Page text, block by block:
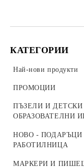
КАТЕГОРИИ
Най-нови продукти
ПРОМОЦИИ
ПЪЗЕЛИ И
ОБРАЗОВАТЕЛНИ
ROBOTIME 3D
НОВО -
РАБОТИЛНИЦА
МАРКЕРИ И